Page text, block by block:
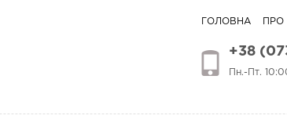
ГОЛОВНА
+38
Пн.-Пт.